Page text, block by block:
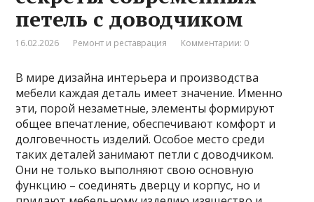
петель с доводчиком
16.02.2026 Ремонт и реставрация Комментарии: 0
В мире дизайна интерьера и производства
мебели каждая деталь имеет значение. Именно
эти, порой незаметные, элементы формируют
общее впечатление, обеспечивают комфорт и
долговечность изделий. Особое место среди
таких деталей занимают петли с доводчиком.
Они не только выполняют свою основную
функцию – соединять дверцу и корпус, но и